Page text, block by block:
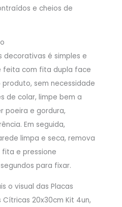
e cheios de
decorativas é simples e
feita com fita dupla face
sem necessidade
de colar, limpe bem a
poeira e gordura,
Em seguida,
limpa e seca, remova
e pressione
para fixar.
o visual das Placas
Cítricas 20x30cm Kit 4un,